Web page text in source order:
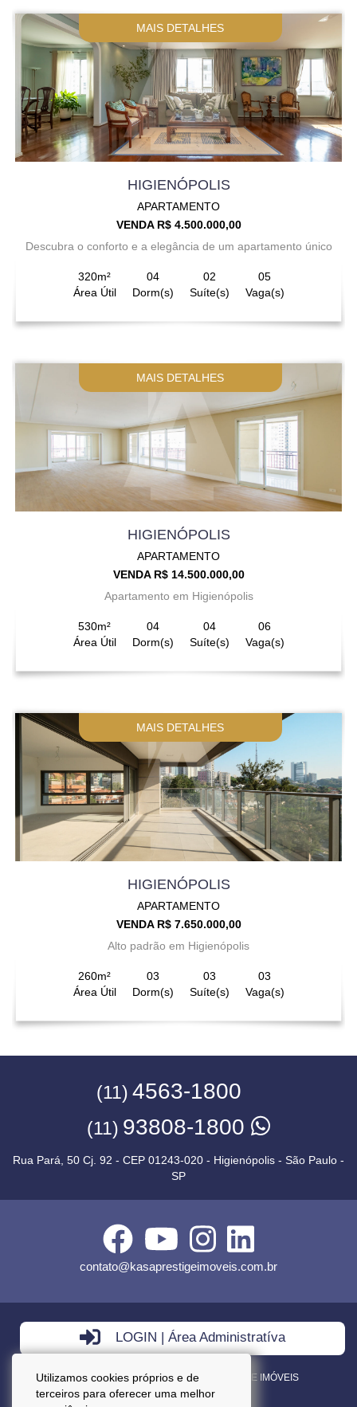
Utilizamos cookies próprios e de
terceiros para oferecer uma melhor
MAIS DETALHES
HIGIENÓPOLIS
APARTAMENTO
VENDA R$ 4.500.000,00
Descubra o conforto e a elegância de um apartamento único
320m²
Área Útil
04
Dorm(s)
02
Suíte(s)
05
Vaga(s)
MAIS DETALHES
HIGIENÓPOLIS
APARTAMENTO
VENDA R$ 14.500.000,00
Apartamento em Higienópolis
530m²
Área Útil
04
Dorm(s)
04
Suíte(s)
06
Vaga(s)
MAIS DETALHES
HIGIENÓPOLIS
APARTAMENTO
VENDA R$ 7.650.000,00
Alto padrão em Higienópolis
260m²
Área Útil
03
Dorm(s)
03
Suíte(s)
03
Vaga(s)
(11) 4563-1800
(11) 93808-1800
Rua Pará, 50 Cj. 92 - CEP 01243-020 - Higienópolis - São Paulo -
SP
contato@kasaprestigeimoveis.com.br
LOGIN | Área Administratíva
VENDA - LOCAÇÃO - ADMINISTRAÇÃO DE IMÓVEIS